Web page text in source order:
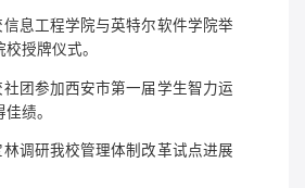
息工程学院与英特尔软件学院举
授牌仪式。
社团参加西安市第一届学生智力运
绩。
调研我校管理体制改革试点进展